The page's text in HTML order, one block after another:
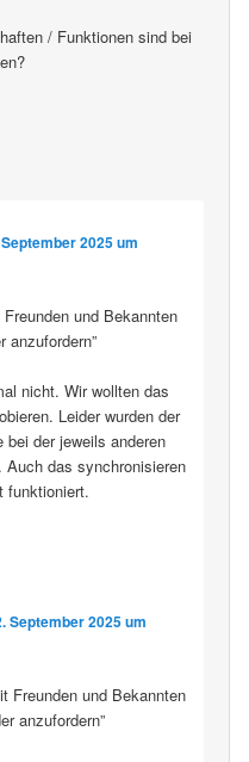
/ Funktionen sind bei
2025 um
und Bekannten
anzufordern”
nicht. Wir wollten das
Leider wurden der
bei der jeweils anderen
das synchronisieren
funktioniert.
September 2025 um
Freunden und Bekannten
anzufordern”